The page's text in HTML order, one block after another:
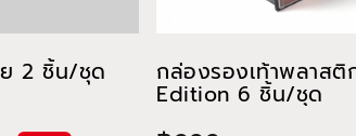
2 ชิ้น/ชุด กล่องรองเท้าพลาสติ
Edition 6 ชิ้น/ชุด